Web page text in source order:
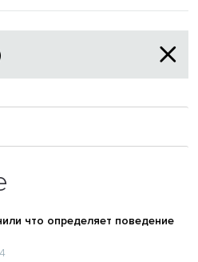
что определяет поведение